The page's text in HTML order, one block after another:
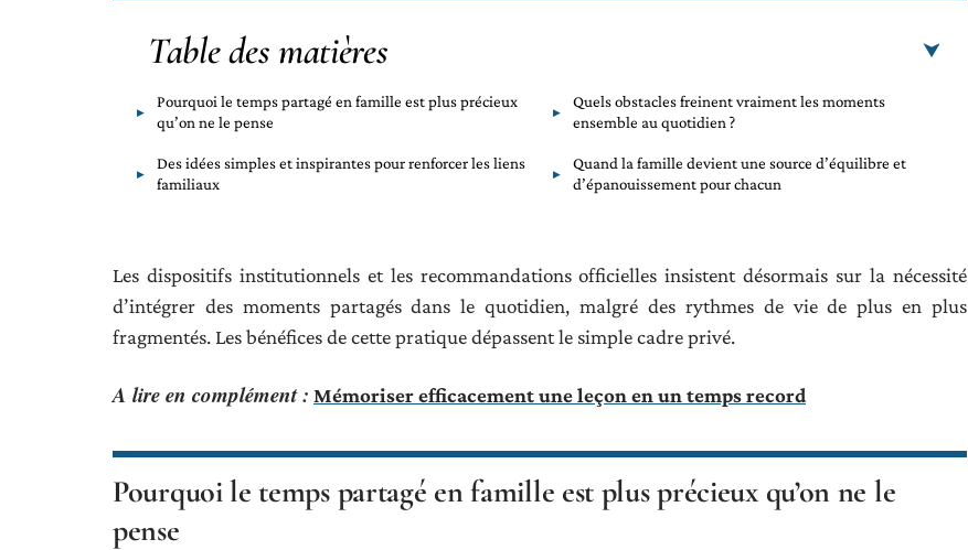
Table des matières
Pourquoi le temps partagé en famille est plus précieux
qu’on ne le pense
Quels obstacles freinent vraiment les moments
ensemble au quotidien ?
Des idées simples et inspirantes pour renforcer les liens
familiaux
Quand la famille devient une source d’équilibre et
d’épanouissement pour chacun
Les dispositifs institutionnels et les recommandations officielles insistent désormais sur la nécessité
d’intégrer des moments partagés dans le quotidien, malgré des rythmes de vie de plus en plus
fragmentés. Les bénéfices de cette pratique dépassent le simple cadre privé.
A lire en complément : Mémoriser efficacement une leçon en un temps record
Pourquoi le temps partagé en famille est plus précieux qu’on ne le
pense